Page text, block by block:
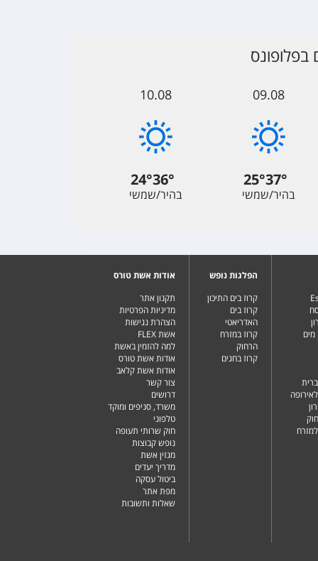
בפלופונס
09.08
37°
25°
בהיר/שמשי
10.08
36°
24°
בהיר/שמשי
הפלגות נופש
קרוז בים התיכון
קרוז בים
האדריאטי
קרוז במזרח
הרחוק
קרוז בחגים
אודות אשת טורס
תקנון אתר
מדיניות הפרטיות
הצהרת נגישות
אשת FLEX
למה להזמין באשת
אודות אשת טורס
אודות אשת קלאב
צור קשר
דרושים
משרד, סניפים ומוקד
טלפוני
חוק שרותי תעופה
נופש קבוצות
מגזין אשת
מדריך יעדים
ביטול עסקה
מפת אתר
שאלות ותשובות